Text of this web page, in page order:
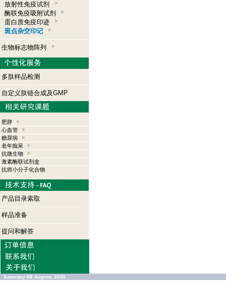
放射性免疫试剂
酶联免疫吸附试剂
蛋白质免疫印迹
斑点杂交印记
生物标志物阵列
多肽样品检测
自定义肽链合成及GMP
肥胖
心血管
糖尿病
老年痴呆
抗微生物
激素酶联试剂盒
抗癌小分子化合物
产品目录索取
样品准备
提问和解答
Saturday 08 August, 2026